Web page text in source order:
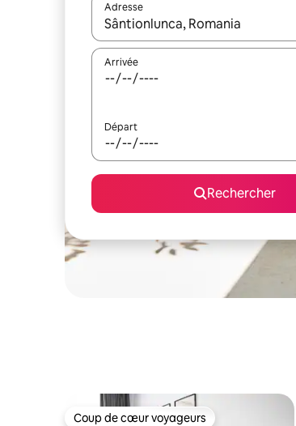
Adresse
Lorsque les résultats s'affichent,
Arrivée
Départ
Rechercher
Coup de cœur voyageurs